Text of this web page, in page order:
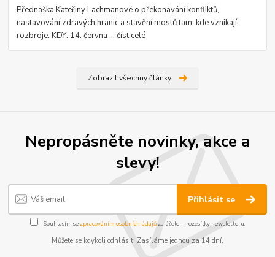
Přednáška Kateřiny Lachmanové o překonávání konfliktů,
nastavování zdravých hranic a stavění mostů tam, kde vznikají
rozbroje. KDY: 14. června ...číst celé
Zobrazit všechny články
Nepropásněte novinky, akce a
slevy!
Přihlásit se
Souhlasím se zpracováním osobních údajůza účelem rozesílky newsletteru.
Můžete se kdykoli odhlásit. Zasíláme jednou za 14 dní.